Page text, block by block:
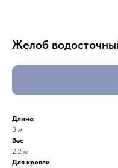
Желоб
Длина
3 м
Вес
2.2 кг
Для кровли